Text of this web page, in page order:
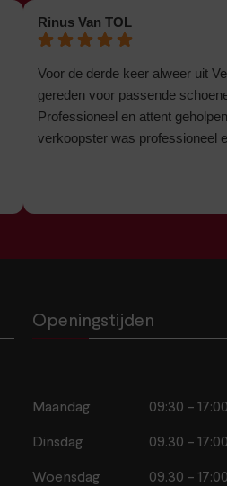
Rinus Van TOL
Voor de derde keer alweer uit
gereden voor passende
Professioneel en attent
verkoopster was professioneel
Openingstijden
Maandag 09:30 –
Dinsdag 09.30 –
Woensdag 09.30 –